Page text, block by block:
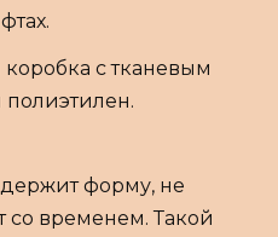
коробка с тканевым
полиэтилен.
форму, не
со временем. Такой